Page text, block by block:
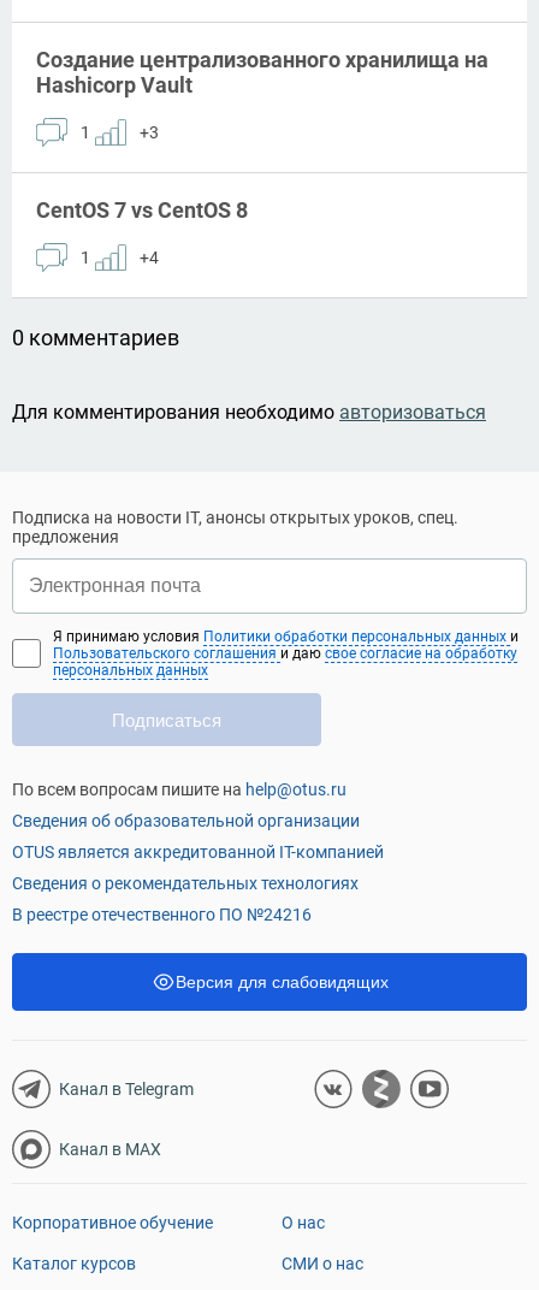
Создание централизованного хранилища на
Hashicorp Vault
1 +3
CentOS 7 vs CentOS 8
1 +4
0 комментариев
Для комментирования необходимо авторизоваться
Подписка на новости IT, анонсы открытых уроков, спец.
предложения
Подписаться
Я принимаю условия Политики обработки персональных данных и
Пользовательского соглашения и даю свое согласие на обработку
персональных данных
По всем вопросам пишите на help@otus.ru
Сведения об образовательной организации
OTUS является аккредитованной IT-компанией
Сведения о рекомендательных технологиях
В реестре отечественного ПО №24216
Версия для слабовидящих
Канал в Telegram
Канал в MAX
Корпоративное обучение
Каталог курсов
О нас
СМИ о нас